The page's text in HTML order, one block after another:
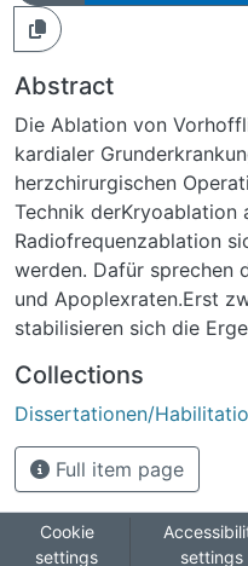
Abstract
Die Ablation von
kardialer
herzchirurgischen
Technik derKryoablation
Radiofrequenzablation
werden. Dafür sprechen
und Apoplexraten.Erst
stabilisieren sich die
EKG oder 24-h-EKG ist
Monate
wahre Rate an
der implantierte
Eventrekorder das
für dieEntscheidung
Collections
Dissertationen/
Full item page
Cookie
settings
settings